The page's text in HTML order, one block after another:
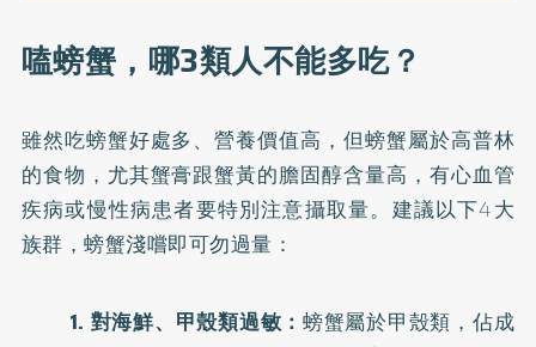
嗑螃蟹，哪3類人不能多吃？
雖然吃螃蟹好處多、營養價值高，但螃蟹屬於高普林
的食物，尤其蟹膏跟蟹黃的膽固醇含量高，有心血管
疾病或慢性病患者要特別注意攝取量。建議以下4大
族群，螃蟹淺嚐即可勿過量：
1. 對海鮮、甲殼類過敏： 螃蟹屬於甲殼類，佔成